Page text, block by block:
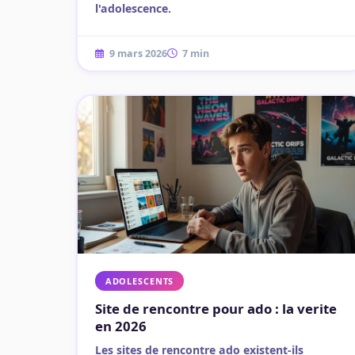
l'adolescence.
9 mars 2026 7 min
ADOLESCENTS
Site de rencontre pour ado : la verite
en 2026
Les sites de rencontre ado existent-ils